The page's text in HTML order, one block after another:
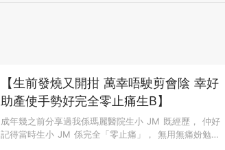
【生前發燒又開拑 萬幸唔駛剪會陰 幸好
助產使手勢好完全零止痛生B】
成年幾之前分享過我係瑪麗醫院生小 JM 既經歷， 仲好
記得當時生小 JM 係完全「零止痛」， 無用無痛妢勉、